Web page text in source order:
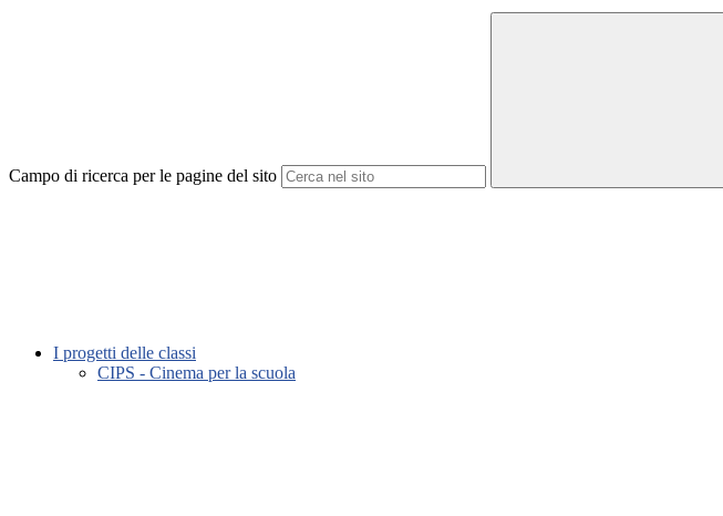
Campo di ricerca per le pagine del sito
I progetti delle classi
CIPS - Cinema per la scuola